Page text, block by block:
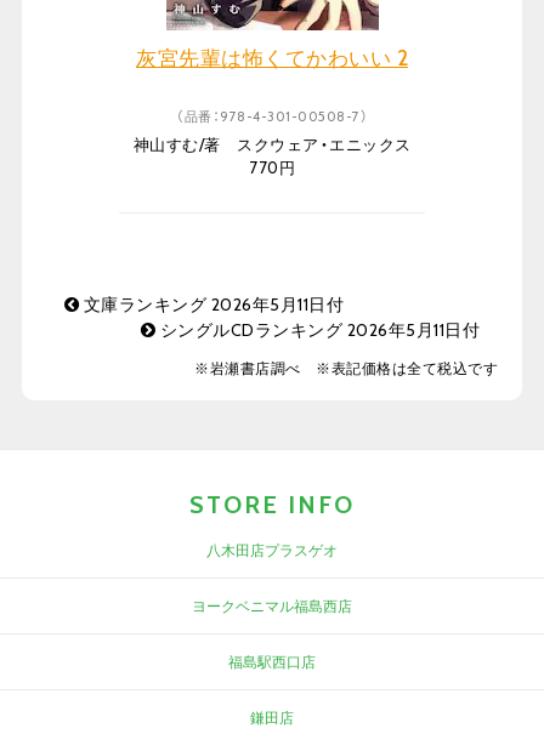
灰宮先輩は怖くてかわいい 2
（品番：978-4-301-00508-7）
神山すむ/著 スクウェア・エニックス
770円
文庫ランキング 2026年5月11日付
シングルCDランキング 2026年5月11日付
※岩瀬書店調べ ※表記価格は全て税込です
STORE INFO
八木田店プラスゲオ
ヨークベニマル福島西店
福島駅西口店
鎌田店